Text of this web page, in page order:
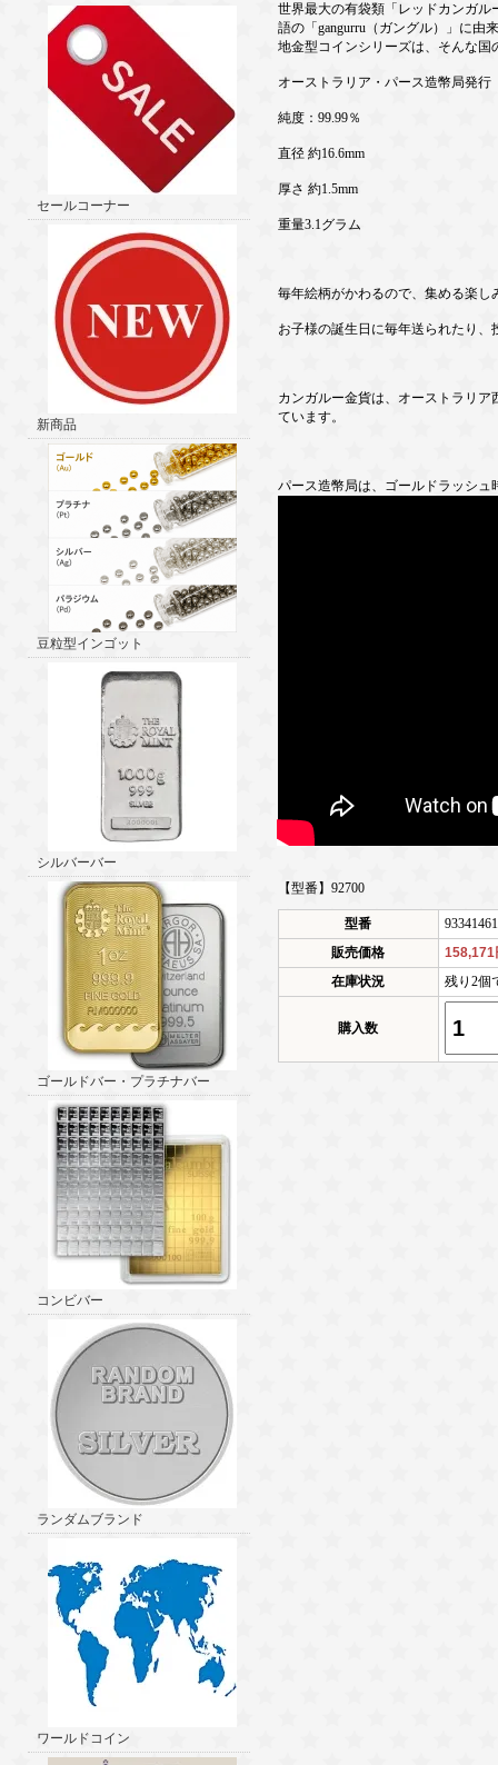
セールコーナー
新商品
豆粒型インゴット
シルバーバー
ゴールドバー・プラチナバー
コンビバー
ランダムブランド
ワールドコイン
世界最大の有袋類「レッドカンガル
語の「gangurru（ガングル）」に由
地金型コインシリーズは、そんな
オーストラリア・パース造幣局発行
純度：99.99％
直径 約16.6mm
厚さ 約1.5mm
重量3.1グラム
毎年絵柄がかわるので、集める楽し
お子様の誕生日に毎年送られたり、
カンガルー金貨は、オーストラリ
ています。
パース造幣局は、ゴールドラッシ
【型番】92700
型番
93341461
販売価格
158,171
在庫状況
残り2個
購入数